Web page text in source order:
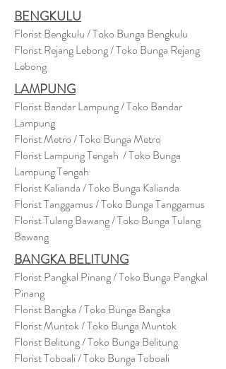
BENGKULU
Florist Bengkulu / Toko Bunga Bengkulu
Florist Rejang Lebong / Toko Bunga Rejang
Lebong
LAMPUNG
Florist Bandar Lampung / Toko Bandar
Lampung
Florist Metro / Toko Bunga Metro
Florist Lampung Tengah / Toko Bunga
Lampung Tengah
Florist Kalianda / Toko Bunga Kalianda
Florist Tanggamus / Toko Bunga Tanggamus
Florist Tulang Bawang / Toko Bunga Tulang
Bawang
BANGKA BELITUNG
Florist Pangkal Pinang / Toko Bunga Pangkal
Pinang
Florist Bangka / Toko Bunga Bangka
Florist Muntok / Toko Bunga Muntok
Florist Belitung / Toko Bunga Belitung
Florist Toboali / Toko Bunga Toboali